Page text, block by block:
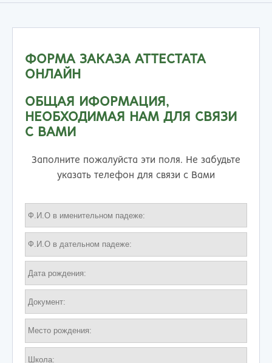
ФОРМА ЗАКАЗА АТТЕСТАТА
ОНЛАЙН
ОБЩАЯ ИФОРМАЦИЯ,
НЕОБХОДИМАЯ НАМ ДЛЯ СВЯЗИ
С ВАМИ
Заполните пожалуйста эти поля. Не забудьте
указать телефон для связи с Вами